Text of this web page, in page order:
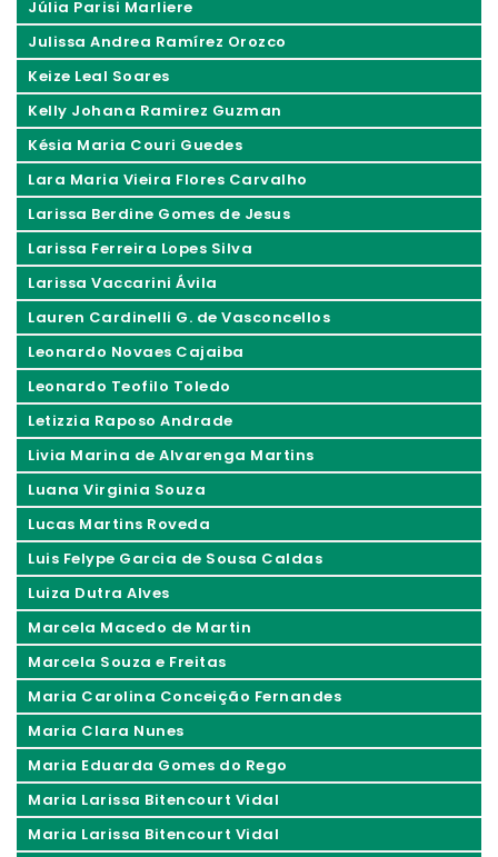
Júlia Parisi Marliere
Julissa Andrea Ramírez Orozco
Keize Leal Soares
Kelly Johana Ramirez Guzman
Késia Maria Couri Guedes
Lara Maria Vieira Flores Carvalho
Larissa Berdine Gomes de Jesus
Larissa Ferreira Lopes Silva
Larissa Vaccarini Ávila
Lauren Cardinelli G. de Vasconcellos
Leonardo Novaes Cajaiba
Leonardo Teofilo Toledo
Letizzia Raposo Andrade
Livia Marina de Alvarenga Martins
Luana Virginia Souza
Lucas Martins Roveda
Luis Felype Garcia de Sousa Caldas
Luiza Dutra Alves
Marcela Macedo de Martin
Marcela Souza e Freitas
Maria Carolina Conceição Fernandes
Maria Clara Nunes
Maria Eduarda Gomes do Rego
Maria Larissa Bitencourt Vidal
Maria Larissa Bitencourt Vidal